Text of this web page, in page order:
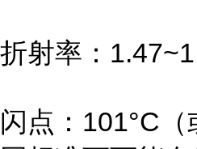
折射率：
闪点：101°C（